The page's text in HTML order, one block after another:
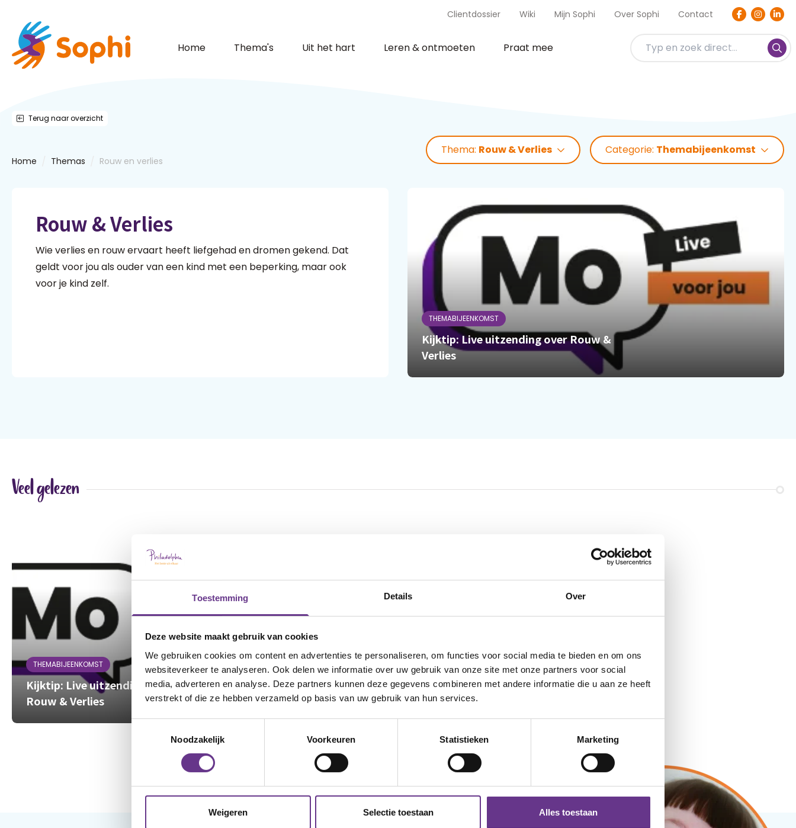
Toestemming Details Over
Deze website maakt gebruik van cookies
We gebruiken cookies om content en advertenties te personaliseren, om functies voor social media te bieden en om ons
websiteverkeer te analyseren. Ook delen we informatie over uw gebruik van onze site met onze partners voor social
media, adverteren en analyse. Deze partners kunnen deze gegevens combineren met andere informatie die u aan ze heeft
verstrekt of die ze hebben verzameld op basis van uw gebruik van hun services.
Toestemmingsselectie
Noodzakelijk
Voorkeuren Statistieken Marketing
Weigeren Selectie toestaan Alles toestaan
Clientdossier Wiki Mijn Sophi Over Sophi Contact
Home Thema's Uit het hart Leren & ontmoeten Praat mee
Terug naar overzicht
Home Themas Rouw en verlies
Thema: Rouw & Verlies Categorie: Themabijeenkomst
Rouw & Verlies
Wie verlies en rouw ervaart heeft liefgehad en dromen gekend. Dat
geldt voor jou als ouder van een kind met een beperking, maar ook
voor je kind zelf.
THEMABIJEENKOMST
Kijktip: Live uitzending over Rouw &
Verlies
Veel gelezen
THEMABIJEENKOMST
Kijktip: Live uitzending over
Rouw & Verlies